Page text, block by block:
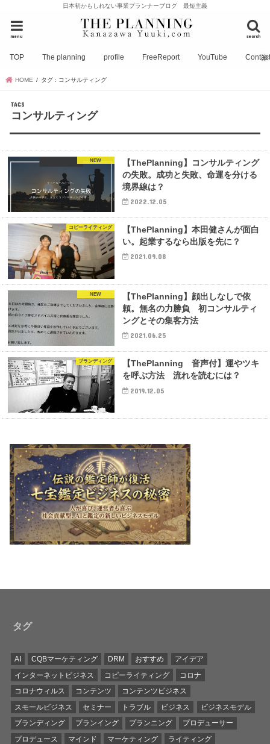
日本初かもしれない事業プランナーブログ 最短主義
search
menu
TOP The planning profile FreeReport YouTube
HOME タグ : コンサルティング
コンサルティング
NEW
【ThePlanning】コンサルティング
の失敗。成功と失敗、命運を分ける
境界線は？
2022.12.05
コピーライティング
【ThePlanning】本田健さんが面白
い。起業するなら出版を先に？
2021.09.08
NEW
【ThePlanning】顔出しなしで依
頼。無名の力勝負 初コンサルティ
ングとその集客方法
2021.06.25
ブランディング
【ThePlanning 音声付】運やツキ
を呼ぶ方法 流れを読むには？
2019.12.05
タグ
AI CQBマーケティング DRM おすすめ
アイデア
インターネットビジネス
コピーライティング
コロナ
コロナウィルス
コンテンツ
コンテンツビジネス
スモールビジネス
セミナー トラブル ビジネス
ビジネスモデル
ブランディング
プランイング プランニング
プロデューサー
プロデュース
マインド マーケティング
ライティング